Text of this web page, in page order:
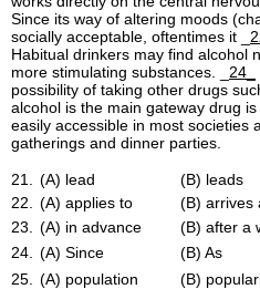
Since its way of altering moods
socially acceptable, oftentimes it _
Habitual drinkers may find alcohol
more stimulating substances. _ 24_
possibility of taking other drugs
alcohol is the main gateway drug is
easily accessible in most societies
gatherings and dinner parties.
21. (A) lead (B) leads
22.
(A) applies to (B) arrives
23.
(A) in advance (B) after a
24.
(A) Since (B) As
25.
(A) population (B)